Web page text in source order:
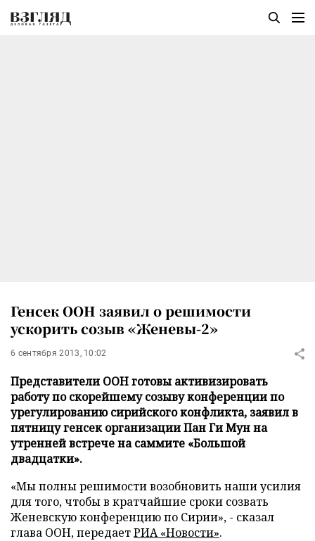
Генсек ООН заявил о решимости
ускорить созыв «Женевы-2»
6 сентября 2013, 10:02
Представители ООН готовы активизировать
работу по скорейшему созыву конференции по
урегулированию сирийского конфликта, заявил в
пятницу генсек организации Пан Ги Мун на
утренней встрече на саммите «Большой
двадцатки».
«Мы полны решимости возобновить наши усилия
для того, чтобы в кратчайшие сроки созвать
Женевскую конференцию по Сирии», - сказал
глава ООН, передаетРИА «Новости».